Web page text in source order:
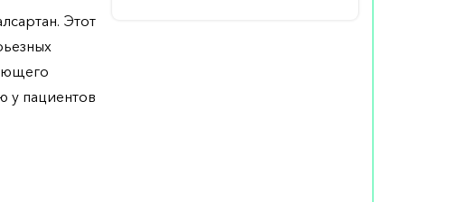
Этот
у пациентов